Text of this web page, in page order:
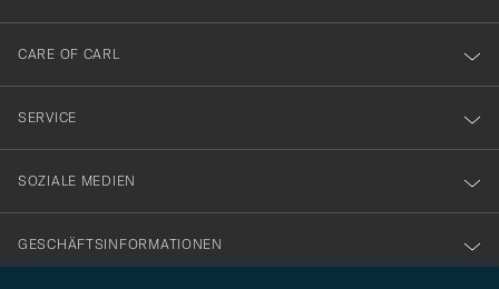
dig
till
vårt
nyhetsbrev!
CARE OF CARL
SERVICE
SOZIALE MEDIEN
GESCHÄFTSINFORMATIONEN